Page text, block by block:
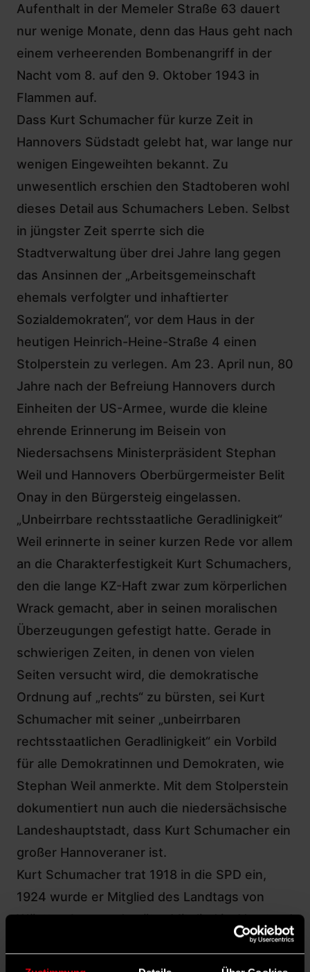
Aufenthalt in der Memeler Straße 63 dauert
nur wenige Monate, denn das Haus geht nach
einem verheerenden Bombenangriff in der
Nacht vom 8. auf den 9. Oktober 1943 in
Flammen auf.
Dass Kurt Schumacher für kurze Zeit in
Hannovers Südstadt gelebt hat, war lange nur
wenigen Eingeweihten bekannt. Zu
unwesentlich erschien den Stadtoberen wohl
dieses Detail aus Schumachers Leben. Selbst
in jüngster Zeit sperrte sich die
Stadtverwaltung über drei Jahre lang gegen
das Ansinnen der „Arbeitsgemeinschaft
ehemals verfolgter und inhaftierter
Sozialdemokraten“, vor dem Haus in der
heutigen Heinrich-Heine-Straße 4 einen
Stolperstein zu verlegen. Am 23. April nun, 80
Jahre nach der Befreiung Hannovers durch
Einheiten der US-Armee, wurde die kleine
ehrende Erinnerung im Beisein von
Niedersachsens Ministerpräsident Stephan
Weil und Hannovers Oberbürgermeister Belit
Onay in den Bürgersteig eingelassen.
„Unbeirrbare rechtsstaatliche Geradlinigkeit“
Weil erinnerte in seiner kurzen Rede vor allem
an die Charakterfestigkeit Kurt Schumachers,
den die lange KZ-Haft zwar zum körperlichen
Wrack gemacht, aber in seinen moralischen
Überzeugungen gefestigt hatte. Gerade in
schwierigen Zeiten, in denen von vielen
Seiten versucht wird, die demokratische
Ordnung auf „rechts“ zu bürsten, sei Kurt
Schumacher mit seiner „unbeirrbaren
rechtsstaatlichen Geradlinigkeit“ ein Vorbild
für alle Demokratinnen und Demokraten, wie
Stephan Weil anmerkte. Mit dem Stolperstein
dokumentiert nun auch die niedersächsische
Landeshauptstadt, dass Kurt Schumacher ein
großer Hannoveraner ist.
Kurt Schumacher trat 1918 in die SPD ein,
1924 wurde er Mitglied des Landtags von
Württemberg und später Mitglied im Vorstand
der dortigen SPD-Fraktion. 1930 wurde er
zum ersten Mal in den Deutschen Reichstag